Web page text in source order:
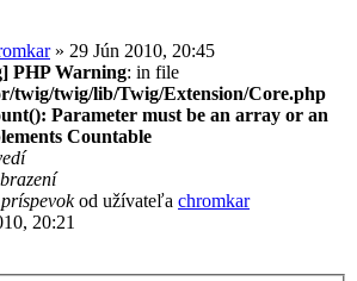
» 29 Jún 2010, 20:45
PHP Warning: in file
twig/twig/lib/Twig/Extension/Core.php
Parameter must be an array or an
Countable
od užívateľa chromkar
20:21